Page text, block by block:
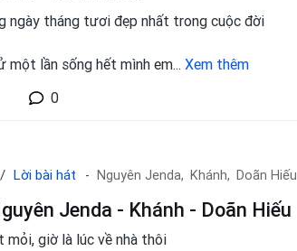
ngày tháng tươi đẹp nhất trong cuộc đời
một lần sống hết mình em... Xem thêm
0
Lời bài hát Nguyên Jenda, Khánh, Doãn Hiếu
Jenda - Khánh - Doãn Hiếu
mỏi, giờ là lúc về nhà thôi